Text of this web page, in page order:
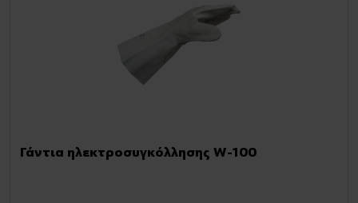
Γάντια ηλεκτροσυγκόλλησης W-100